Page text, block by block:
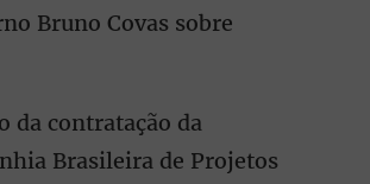
Bruno Covas sobre
da contratação da
Brasileira de Projetos